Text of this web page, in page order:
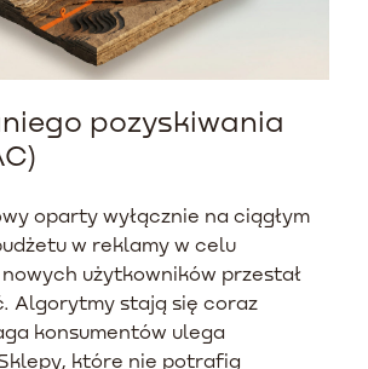
pozyskiwania
oparty wyłącznie na ciągłym
w reklamy w celu
użytkowników przestał
Algorytmy stają się coraz
konsumentów ulega
które nie potrafią